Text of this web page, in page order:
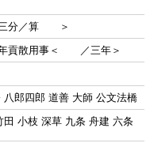
三分／算 ＞
貢散用事＜ ／三年＞
郎四郎 道善 大師 公文法橋
田 小枝 深草 九条 舟建 六条